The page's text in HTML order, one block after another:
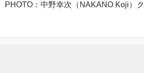
：中野幸次（NAKANO Koji）